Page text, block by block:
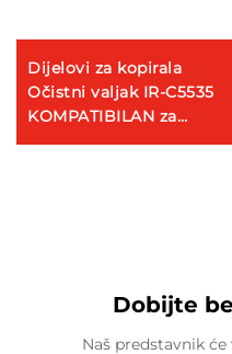
Dijelovi za kopirala
Očistni valjak IR-C5535
KOMPATIBILAN za
RICOH IR-C5535 5540
Dobijte
Naš predstavnik